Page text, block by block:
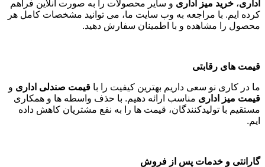
اداری، خرید میز اداری و سایر محصولات را به صورت آنلاین فراهم
کرده ایم. با مراجعه به وب سایت ما، می توانید مشخصات کامل هر
محصول را مشاهده و با اطمینان سفارش دهید.
قیمت های رقابتی
ما در کاری نو سعی داریم بهترین کیفیت را با قیمت صندلی اداری و
قیمت میز اداری مناسب ارائه دهیم. با حذف واسطه ها و همکاری
مستقیم با تولیدکنندگان، قیمت ها را به نفع مشتریان کاهش داده
ایم.
گارانتی و خدمات پس از فروش